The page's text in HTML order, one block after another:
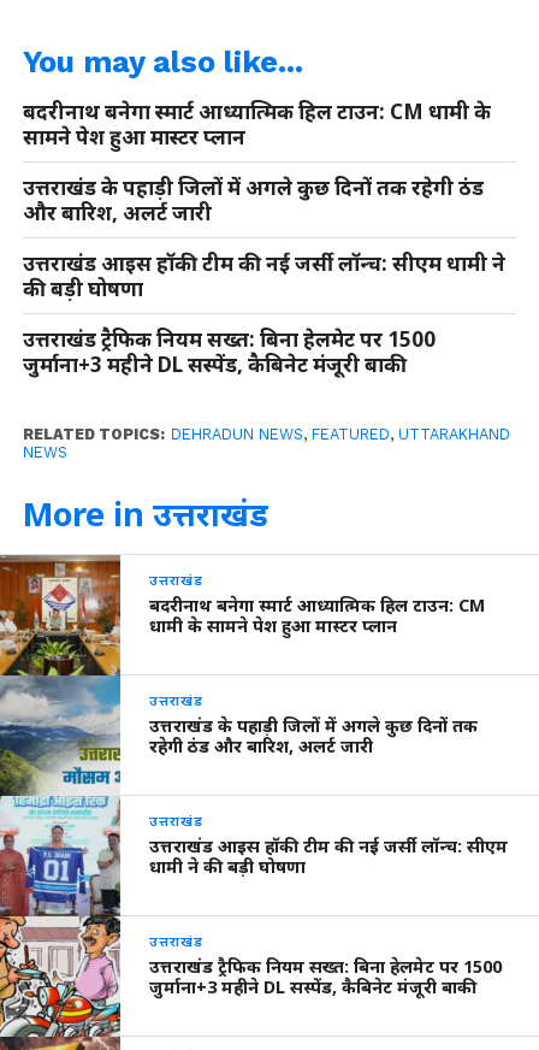
You may also like...
बदरीनाथ बनेगा स्मार्ट आध्यात्मिक हिल टाउन: CM धामी के
सामने पेश हुआ मास्टर प्लान
उत्तराखंड के पहाड़ी जिलों में अगले कुछ दिनों तक रहेगी ठंड
और बारिश, अलर्ट जारी
उत्तराखंड आइस हॉकी टीम की नई जर्सी लॉन्च: सीएम धामी ने
की बड़ी घोषणा
उत्तराखंड ट्रैफिक नियम सख्त: बिना हेलमेट पर 1500
जुर्माना+3 महीने DL सस्पेंड, कैबिनेट मंजूरी बाकी
RELATED TOPICS: DEHRADUN NEWS, FEATURED, UTTARAKHAND
NEWS
More in उत्तराखंड
उत्तराखंड
बदरीनाथ बनेगा स्मार्ट आध्यात्मिक हिल टाउन: CM
धामी के सामने पेश हुआ मास्टर प्लान
उत्तराखंड
उत्तराखंड के पहाड़ी जिलों में अगले कुछ दिनों तक
रहेगी ठंड और बारिश, अलर्ट जारी
उत्तराखंड
उत्तराखंड आइस हॉकी टीम की नई जर्सी लॉन्च: सीएम
धामी ने की बड़ी घोषणा
उत्तराखंड
उत्तराखंड ट्रैफिक नियम सख्त: बिना हेलमेट पर 1500
जुर्माना+3 महीने DL सस्पेंड, कैबिनेट मंजूरी बाकी